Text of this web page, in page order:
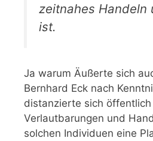
zeitnahes Handeln
ist.
Ja warum Äußerte sich
Bernhard Eck nach
distanzierte sich
Verlautbarungen und
solchen Individuen eine